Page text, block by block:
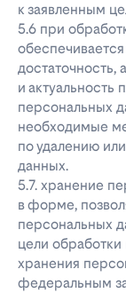
к заявленным
5.6 при
достаточность,
и
персональных
необходимые
по удалению
данных.
5.7. хранение
в форме,
персональных
цели
хранения
федеральным